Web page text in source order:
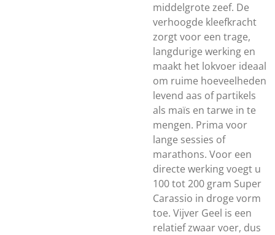
middelgrote zeef. De
verhoogde kleefkracht
zorgt voor een trage,
langdurige werking en
maakt het lokvoer ideaal
om ruime hoeveelheden
levend aas of partikels
als maïs en tarwe in te
mengen. Prima voor
lange sessies of
marathons. Voor een
directe werking voegt u
100 tot 200 gram Super
Carassio in droge vorm
toe. Vijver Geel is een
relatief zwaar voer, dus